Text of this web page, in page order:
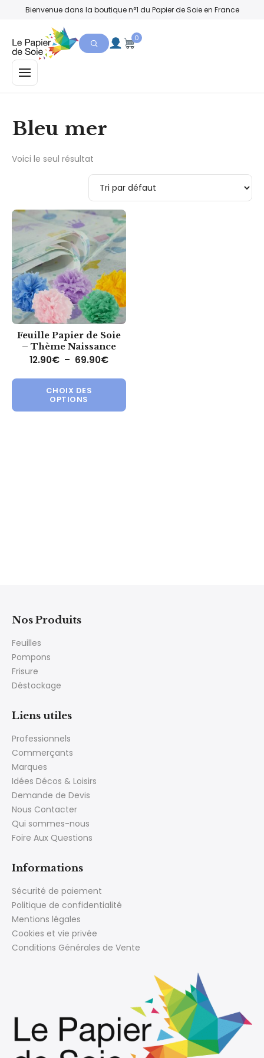
Bienvenue dans la boutique n°1 du Papier de Soie en France
MENU
0
Bleu mer
Voici le seul résultat
Feuille Papier de Soie
– Thème Naissance
12.90€ – 69.90€Plage de prix : 12.90€ à 69.90€
CHOIX DES
OPTIONS
Ce produit a plusieurs
Nos Produits
Feuilles
Pompons
Frisure
Déstockage
Liens utiles
Professionnels
Commerçants
Marques
Idées Décos & Loisirs
Demande de Devis
Nous Contacter
Qui sommes-nous
Foire Aux Questions
Informations
Sécurité de paiement
Politique de confidentialité
Mentions légales
Cookies et vie privée
Conditions Générales de Vente